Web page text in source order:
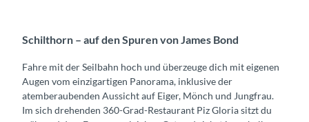
Schilthorn – auf den Spuren von James Bond
Fahre mit der Seilbahn hoch und überzeuge dich mit eigenen
Augen vom einzigartigen Panorama, inklusive der
atemberaubenden Aussicht auf Eiger, Mönch und Jungfrau.
Im sich drehenden 360-Grad-Restaurant Piz Gloria sitzt du